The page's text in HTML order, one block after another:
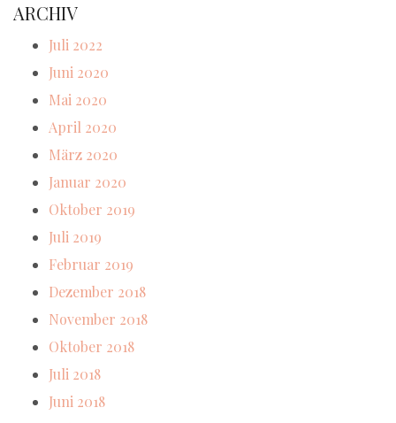
ARCHIV
Juli 2022
Juni 2020
Mai 2020
April 2020
März 2020
Januar 2020
Oktober 2019
Juli 2019
Februar 2019
Dezember 2018
November 2018
Oktober 2018
Juli 2018
Juni 2018